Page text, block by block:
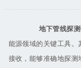
地下管线探
能源领域的关键工具。
接收，能够准确地探测